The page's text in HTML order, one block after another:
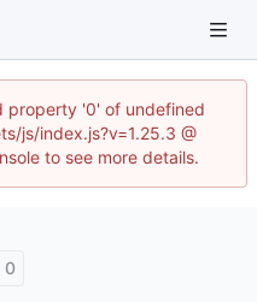
property '0' of undefined
js/index.js?v=1.25.3 @
to see more details.
0